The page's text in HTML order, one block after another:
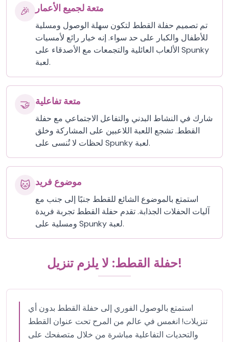
🎉 متعة لجميع الأعمار
تم تصميم حفلة القطط لتكون سهلة الوصول ومسلية
للأطفال والكبار على حد سواء. إنه خيار رائع لأمسيات
الألعاب العائلية والتجمعات مع الأصدقاء على Spunky
لعبة.
🤝 متعة تفاعلية
شارك في النشاط البدني والتفاعل الاجتماعي مع حفلة
القطط. تشجع اللعبة اللاعبين على المشاركة وخلق
لحظات لا تُنسى على Spunky لعبة.
🐱 موضوع فريد
استمتع بالموضوع الشائع للقطط جنبًا إلى جنب مع
آليات الحفلات الجذابة. تقدم حفلة القطط تجربة فريدة
ومسلية على Spunky لعبة.
حفلة القطط: لا يلزم تنزيل!
استمتع بالوصول الفوري إلى حفلة القطط بدون أي
تنزيلات! انغمس في عالم من المرح تحت عنوان القطط
والتحديات التفاعلية مباشرة من خلال متصفحك على